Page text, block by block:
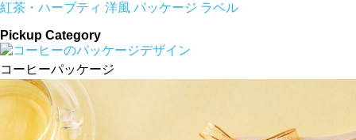
紅茶・ハーブティ 洋風 パッケージ ラベル
Pickup Category
コーヒーパッケージ